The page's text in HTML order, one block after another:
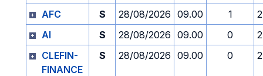
AFC
S 28/08/2026 09.00 1
AI
S 28/08/2026 09.00 0
CLEFIN-
FINANCE
S 28/08/2026 09.00 0